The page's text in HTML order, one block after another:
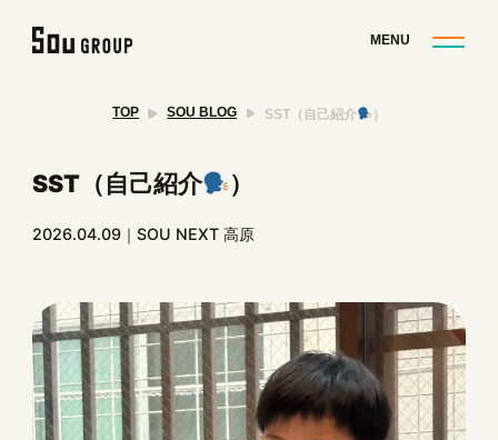
TOP SOU BLOG SST（自己紹介 ）
SST（自己紹介 ）
2026.04.09 SOU NEXT 高原